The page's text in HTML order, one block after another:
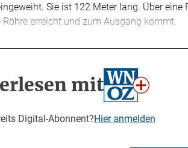
Sie ist 122 Meter lang. Über
erreicht und zum Ausgang kommt.
mit
Digital-Abonnent?Hier anmelden